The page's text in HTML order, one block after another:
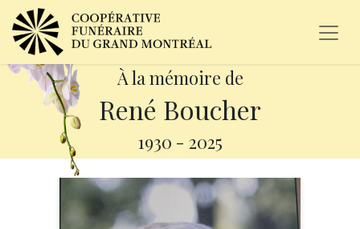
À la mémoire de
René Boucher
1930 - 2025